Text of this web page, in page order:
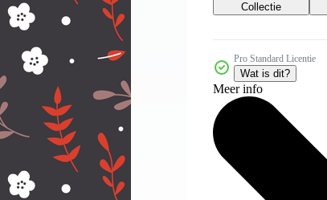
Collectie
Pro Standard Licentie
Wat is dit?
Meer info